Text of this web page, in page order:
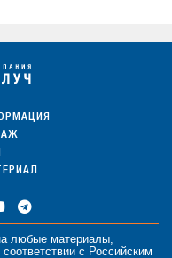
любые материалы
с Российским